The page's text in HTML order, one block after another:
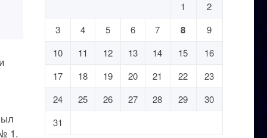
1.
1
2
3
4 5 6 7 8
9
10
11 12 13 14 15
16
17
18 19 20 21 22
23
24
25 26 27 28 29
30
31